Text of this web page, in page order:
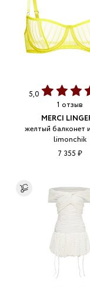
5,0
1 отзыв
MERCI
желтый балконет
limonchik
7 355 ₽